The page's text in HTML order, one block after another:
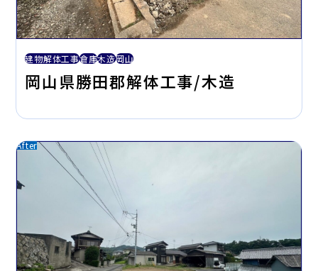
建物解体工事倉庫木造岡山
岡山県勝田郡解体工事/木造